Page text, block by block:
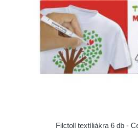
Filctoll textíliákra 6 db -